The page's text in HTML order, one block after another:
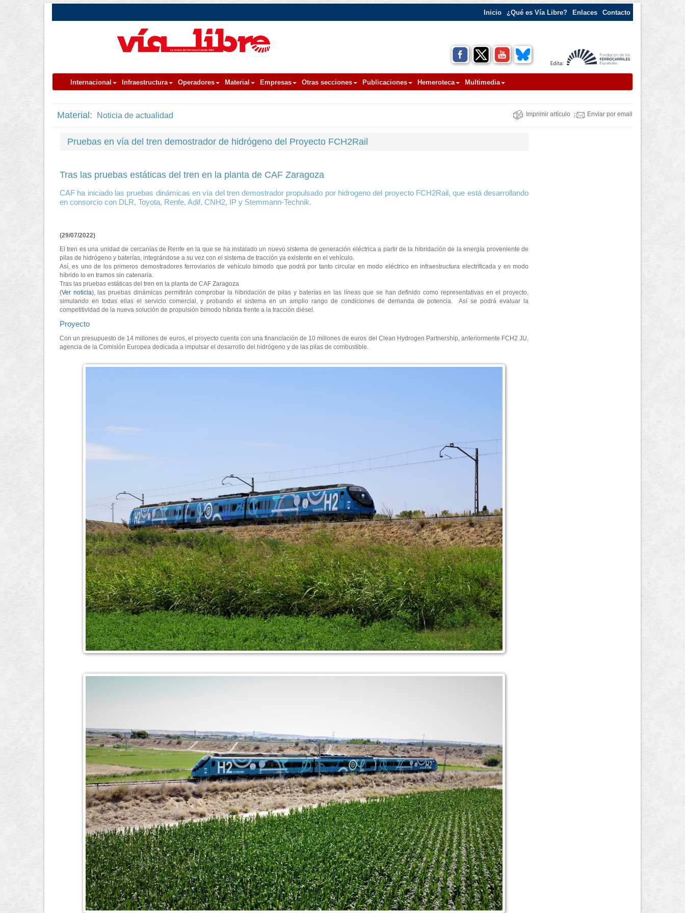
Inicio ¿Qué es Vía Libre? Enlaces Contacto
Internacional Infraestructura Operadores Material Empresas Otras secciones Publicaciones Hemeroteca Multimedia
Material: Noticia de actualidad Imprimir artículo Enviar por email
Pruebas en vía del tren demostrador de hidrógeno del Proyecto FCH2Rail
Tras las pruebas estáticas del tren en la planta de CAF Zaragoza
CAF ha iniciado las pruebas dinámicas en vía del tren demostrador propulsado por hidrogeno del proyecto FCH2Rail, que está desarrollando
en consorcio con DLR, Toyota, Renfe, Adif, CNH2, IP y Stemmann-Technik.
(29/07/2022)
El tren es una unidad de cercanías de Renfe en la que se ha instalado un nuevo sistema de generación eléctrica a partir de la hibridación de la energía proveniente de
pilas de hidrógeno y baterías, integrándose a su vez con el sistema de tracción ya existente en el vehículo.
Así, es uno de los primeros demostradores ferroviarios de vehículo bimodo que podrá por tanto circular en modo eléctrico en infraestructura electrificada y en modo
híbrido lo en tramos sin catenaria.
Tras las pruebas estáticas del tren en la planta de CAF Zaragoza
(Ver noticia), las pruebas dinámicas permitirán comprobar la hibridación de pilas y baterías en las líneas que se han definido como representativas en el proyecto,
simulando en todas ellas el servicio comercial, y probando el sistema en un amplio rango de condiciones de demanda de potencia. Así se podrá evaluar la
competitividad de la nueva solución de propulsión bimodo híbrida frente a la tracción diésel.
Proyecto
Con un presupuesto de 14 millones de euros, el proyecto cuenta con una financiación de 10 millones de euros del Clean Hydrogen Partnership, anteriormente FCH2 JU,
agencia de la Comisión Europea dedicada a impulsar el desarrollo del hidrógeno y de las pilas de combustible.